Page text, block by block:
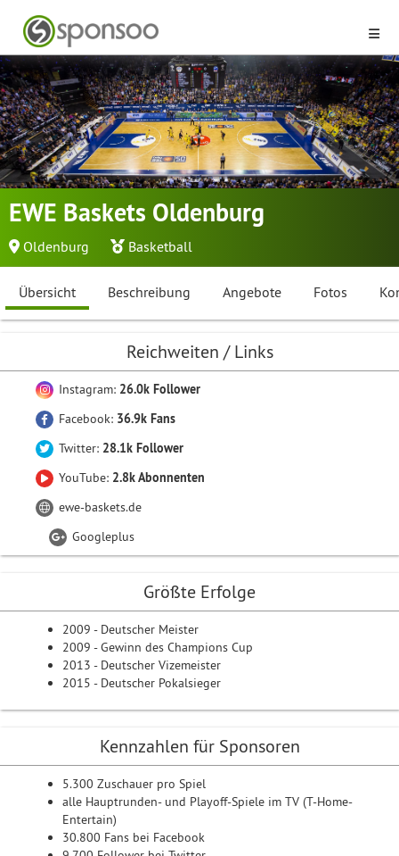
EWE Baskets Oldenburg
Oldenburg Basketball
Übersicht Beschreibung Angebote Fotos
Reichweiten / Links
Instagram: 26.0k Follower
Facebook: 36.9k Fans
Twitter: 28.1k Follower
YouTube: 2.8k Abonnenten
ewe-baskets.de
Googleplus
Größte Erfolge
2009 - Deutscher Meister
2009 - Gewinn des Champions Cup
2013 - Deutscher Vizemeister
2015 - Deutscher Pokalsieger
Kennzahlen für Sponsoren
5.300 Zuschauer pro Spiel
alle Hauptrunden- und Playoff-Spiele im TV (T-Home-
Entertain)
30.800 Fans bei Facebook